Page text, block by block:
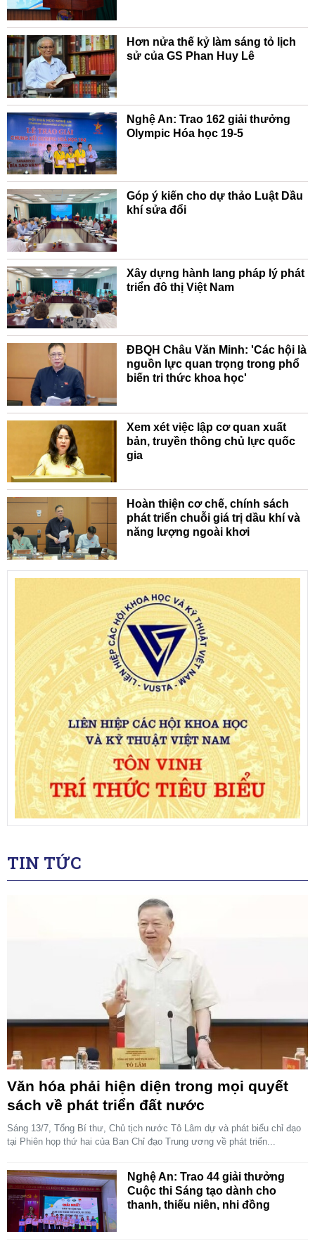
Hơn nửa thế kỷ làm sáng tỏ lịch
sử của GS Phan Huy Lê
Nghệ An: Trao 162 giải thưởng
Olympic Hóa học 19-5
Góp ý kiến cho dự thảo Luật Dầu
khí sửa đổi
Xây dựng hành lang pháp lý phát
triển đô thị Việt Nam
ĐBQH Châu Văn Minh: 'Các hội là
nguồn lực quan trọng trong phổ
biến tri thức khoa học'
Xem xét việc lập cơ quan xuất
bản, truyền thông chủ lực quốc
gia
Hoàn thiện cơ chế, chính sách
phát triển chuỗi giá trị dầu khí và
năng lượng ngoài khơi
TIN TỨC
Văn hóa phải hiện diện trong mọi quyết
sách về phát triển đất nước
Sáng 13/7, Tổng Bí thư, Chủ tịch nước Tô Lâm dự và phát biểu chỉ đạo
tại Phiên họp thứ hai của Ban Chỉ đạo Trung ương về phát triển...
Nghệ An: Trao 44 giải thưởng
Cuộc thi Sáng tạo dành cho
thanh, thiếu niên, nhi đồng